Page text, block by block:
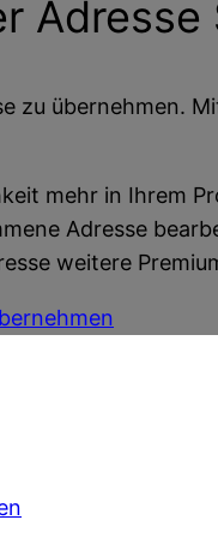
Adresse
zu übernehmen.
mehr in Ihrem
Adresse
weitere